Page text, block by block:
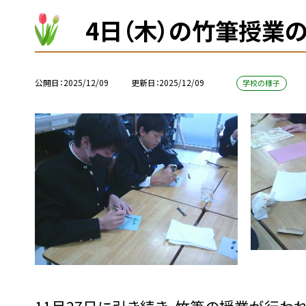
4日（木）の竹筆授業
公開日 2025/12/09 更新日 2025/12/09 学校の様子